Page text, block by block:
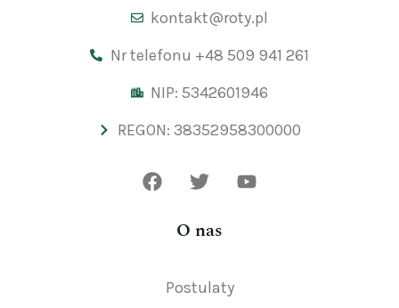
kontakt@roty.pl
Nr telefonu +48 509 941 261
NIP: 5342601946
REGON: 38352958300000
O nas
Postulaty